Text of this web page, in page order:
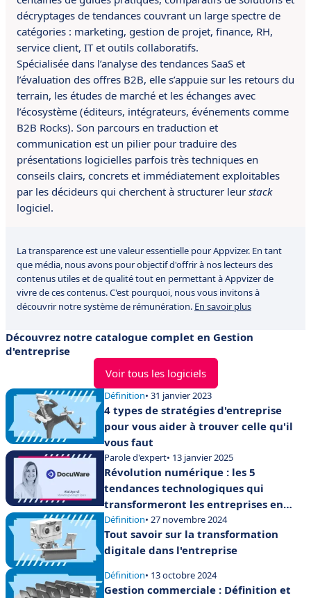
décryptages de tendances couvrant un large spectre de
catégories : marketing, gestion de projet, finance, RH,
service client, IT et outils collaboratifs.
Spécialisée dans l’analyse des tendances SaaS et
l’évaluation des offres B2B, elle s’appuie sur les retours du
terrain, les études de marché et les échanges avec
l’écosystème (éditeurs, intégrateurs, événements comme
B2B Rocks). Son parcours en traduction et
communication est un pilier pour traduire des
présentations logicielles parfois très techniques en
conseils clairs, concrets et immédiatement exploitables
par les décideurs qui cherchent à structurer leur stack
logiciel.
La transparence est une valeur essentielle pour Appvizer. En tant
que média, nous avons pour objectif d'offrir à nos lecteurs des
contenus utiles et de qualité tout en permettant à Appvizer de
vivre de ces contenus. C'est pourquoi, nous vous invitons à
découvrir notre système de rémunération. En savoir plus
Découvrez notre catalogue complet en Gestion
d'entreprise
Voir tous les logiciels
Définition• 31 janvier 2023
4 types de stratégies d'entreprise
pour vous aider à trouver celle qu'il
vous faut
Parole d'expert• 13 janvier 2025
Révolution numérique : les 5
tendances technologiques qui
transformeront les entreprises en
2025
Définition• 27 novembre 2024
Tout savoir sur la transformation
digitale dans l'entreprise
Définition• 13 octobre 2024
Gestion commerciale : Définition et